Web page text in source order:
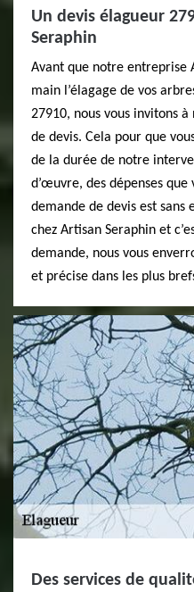
Un devis élagueur
Seraphin
Avant que notre entreprise
main l’élagage de vos
27910, nous vous invitons
de devis. Cela pour que
de la durée de notre
d’œuvre, des dépenses que
demande de devis est
chez Artisan Seraphin et
demande, nous vous
et précise dans les plus
Des services de